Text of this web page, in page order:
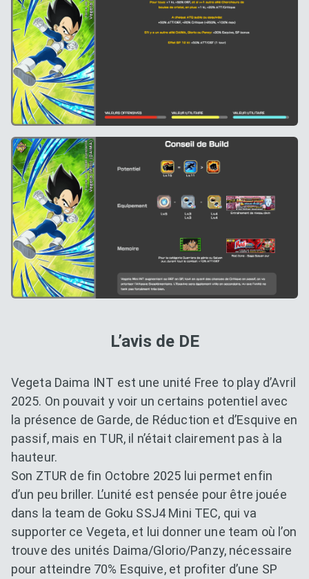
L’avis de DE
Vegeta Daima INT est une unité Free to play d’Avril
2025. On pouvait y voir un certains potentiel avec
la présence de Garde, de Réduction et d’Esquive en
passif, mais en TUR, il n’était clairement pas à la
hauteur.
Son ZTUR de fin Octobre 2025 lui permet enfin
d’un peu briller. L’unité est pensée pour être jouée
dans la team de Goku SSJ4 Mini TEC, qui va
supporter ce Vegeta, et lui donner une team où l’on
trouve des unités Daima/Glorio/Panzy, nécessaire
pour atteindre 70% Esquive, et profiter d’une SP